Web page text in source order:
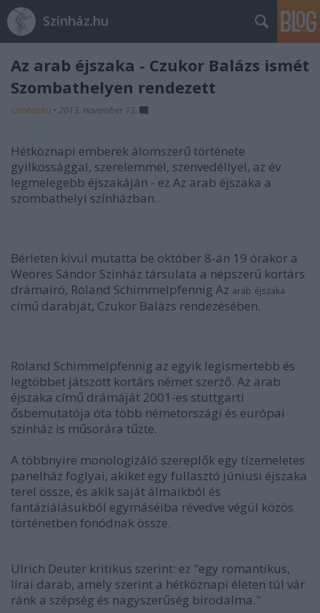
Színház.hu
Az arab éjszaka - Czukor Balázs ismét
Szombathelyen rendezett
szinhazhu • 2013. november 13.
Hétköznapi emberek álomszerű története
gyilkossággal, szerelemmel, szenvedéllyel, az év
legmelegebb éjszakáján - ez Az arab éjszaka a
szombathelyi színházban.
Bérleten kívül mutatta be október 8-án 19 órakor a
Weöres Sándor Színház társulata a népszerű kortárs
drámaíró, Roland Schimmelpfennig Az arab éjszaka
című darabját, Czukor Balázs rendezésében.
Roland Schimmelpfennig az egyik legismertebb és
legtöbbet játszott kortárs német szerző. Az arab
éjszaka című drámáját 2001-es stuttgarti
ősbemutatója óta több németországi és európai
színház is műsorára tűzte.
A többnyire monologizáló szereplők egy tízemeletes
panelház foglyai, akiket egy fullasztó júniusi éjszaka
terel össze, és akik saját álmaikból és
fantáziálásukból egymáséiba révedve végül közös
történetben fonódnak össze.
Ulrich Deuter kritikus szerint: ez "egy romantikus,
lírai darab, amely szerint a hétköznapi életen túl vár
ránk a szépség és nagyszerűség birodalma."